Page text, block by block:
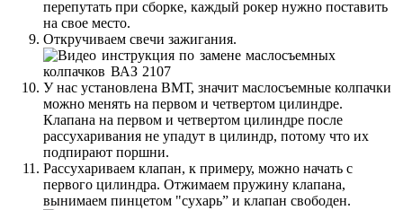
перепутать при сборке, каждый рокер нужно поставить
на свое место.
Откручиваем свечи зажигания.
У нас установлена ВМТ, значит маслосъемные колпачки
можно менять на первом и четвертом цилиндре.
Клапана на первом и четвертом цилиндре после
рассухаривания не упадут в цилиндр, потому что их
подпирают поршни.
Рассухариваем клапан, к примеру, можно начать с
первого цилиндра. Отжимаем пружину клапана,
вынимаем пинцетом "сухарь” и клапан свободен.